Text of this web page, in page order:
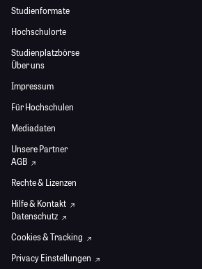
Studienformate
Hochschulorte
Studienplatzbörse
Über uns
Impressum
Für Hochschulen
Mediadaten
Unsere Partner
AGB
Rechte & Lizenzen
Hilfe & Kontakt
Datenschutz
Cookies & Tracking
Privacy Einstellungen